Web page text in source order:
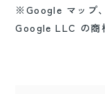
※Google マップ
Google LLC の商